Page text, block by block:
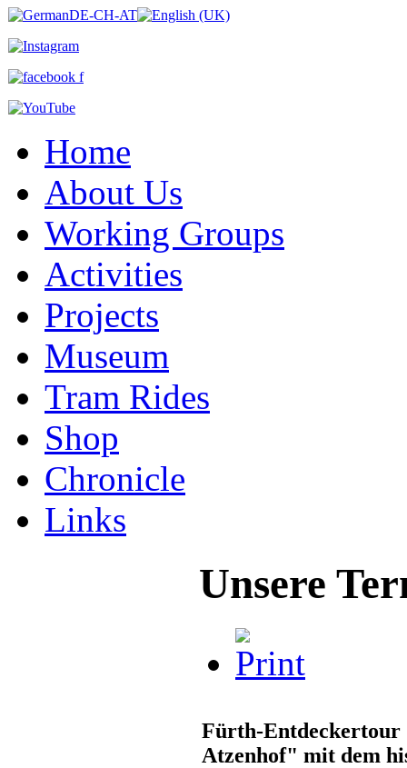
Home
About Us
Working Groups
Activities
Projects
Museum
Tram Rides
Shop
Chronicle
Links
Unsere
Fürth-Entdeckertour
Atzenhof" mit dem